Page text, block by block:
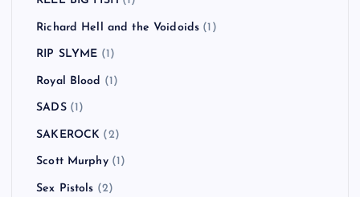
Richard Hell and the Voidoids (1)
RIP SLYME (1)
Royal Blood (1)
SADS(1)
SAKEROCK (2)
Scott Murphy(1)
Sex Pistols (2)